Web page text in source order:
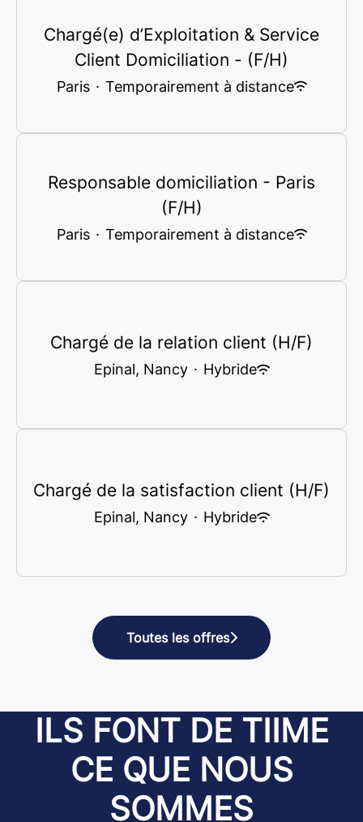
Chargé(e) d’Exploitation & Service
Client Domiciliation - (F/H)
Paris · Temporairement à distance
Responsable domiciliation - Paris
(F/H)
Paris · Temporairement à distance
Chargé de la relation client (H/F)
Epinal, Nancy · Hybride
Chargé de la satisfaction client (H/F)
Epinal, Nancy · Hybride
Toutes les offres
ILS FONT DE TIIME
CE QUE NOUS
SOMMES